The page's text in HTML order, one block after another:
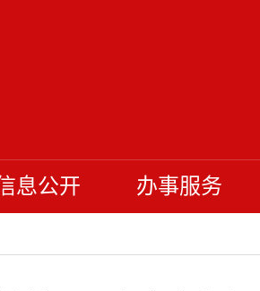
息公开 办事服务